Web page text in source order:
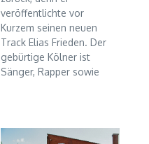
veröffentlichte vor
Kurzem seinen neuen
Track Elias Frieden. Der
gebürtige Kölner ist
Sänger, Rapper sowie